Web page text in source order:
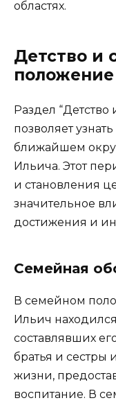
областях.
Детство и
положение
Раздел
позволяет
ближайшем
Ильича. Этот
и становления
значительное
достижения и
Семейная
В семейном
Ильич
составлявших
братья и сестры
жизни,
воспитание. В